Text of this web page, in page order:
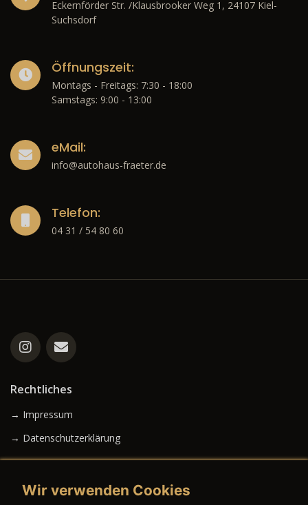
Eckernförder Str. /Klausbrooker Weg 1, 24107 Kiel-
Suchsdorf
Öffnungszeit:
Montags - Freitags: 7:30 - 18:00
Samstags: 9:00 - 13:00
eMail:
info@autohaus-fraeter.de
Telefon:
04 31 / 54 80 60
Rechtliches
→ Impressum
→ Datenschutzerklärung
Wir verwenden Cookies